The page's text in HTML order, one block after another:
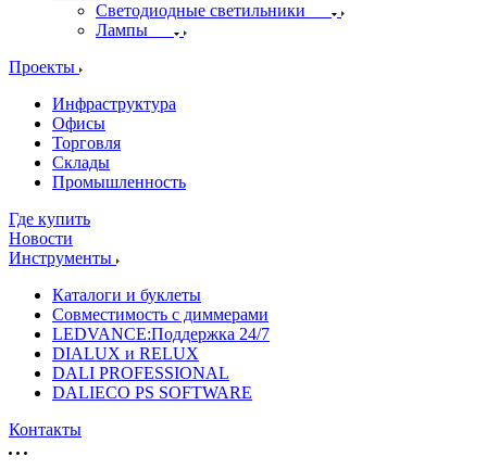
Светодиодные светильники
Лампы
Проекты
Инфраструктура
Офисы
Торговля
Склады
Промышленность
Где купить
Новости
Инструменты
Каталоги и буклеты
Совместимость с диммерами
LEDVANCE:Поддержка 24/7
DIALUX и RELUX
DALI PROFESSIONAL
DALIECO PS SOFTWARE
Контакты